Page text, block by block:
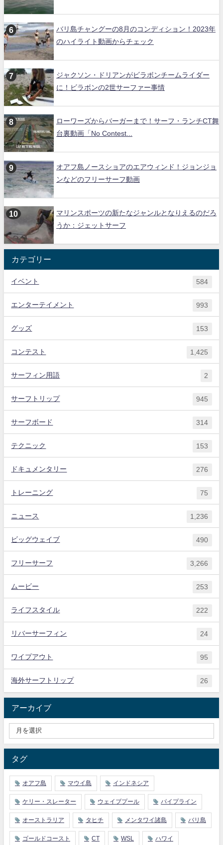
バリ島チャングーの8月のコンディション！2023年
のハイライト動画からチェック
ジャクソン・ドリアンがビラボンチームライダー
に！ビラボンの2世サーファー事情
ローワーズからバーガーまで！サーフ・ランチCT舞
台裏動画「No Contest...
オアフ島ノースショアのエアウィンド！ジョンジョ
ンなどのフリーサーフ動画
マリンスポーツの新たなジャンルとなりえるのだろ
うか：ジェットサーフ
カテゴリー
イベント 584
エンターテイメント 993
グッズ 153
コンテスト 1,425
サーフィン用語 2
サーフトリップ 945
サーフボード 314
テクニック 153
ドキュメンタリー 276
トレーニング 75
ニュース 1,236
ビッグウェイブ 490
フリーサーフ 3,266
ムービー 253
ライフスタイル 222
リバーサーフィン 24
ワイプアウト 95
海外サーフトリップ 26
アーカイブ
タグ
オアフ島 マウイ島 インドネシア
ケリー・スレーター ウェイブプール パイプライン
オーストラリア タヒチ メンタワイ諸島 バリ島
ゴールドコースト CT WSL ハワイ